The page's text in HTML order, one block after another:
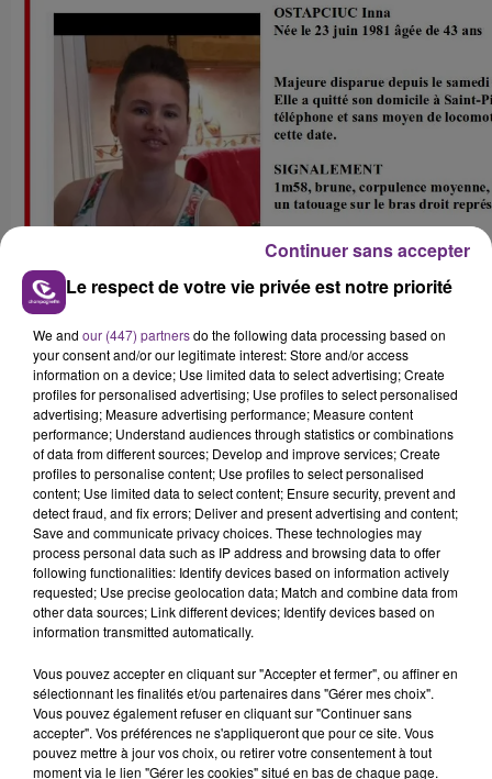
FIL D'ACTU
7 août 2026
LA CENTRALE NUCLÉAIRE DE CHOOZ
TOUJOURS À L'ARRÊT
Cela fait déjà une semaine que la centrale
Le respect de votre vie privée est notre priorité
We and our (447) partnersdo the following data processing based on
your consent and/or our legitimate interest: Store and/or access
information on a device; Use limited data to select advertising; Create
profiles for personalised advertising; Use profiles to select personalised
advertising; Measure advertising performance; Measure content
performance; Understand audiences through statistics or combinations
of data from different sources; Develop and improve services; Create
profiles to personalise content; Use profiles to select personalised
content; Use limited data to select content; Ensure security, prevent and
detect fraud, and fix errors; Deliver and present advertising and content;
Save and communicate privacy choices. These technologies may
process personal data such as IP address and browsing data to offer
following functionalities: Identify devices based on information actively
requested; Use precise geolocation data; Match and combine data from
other data sources; Link different devices; Identify devices based on
information transmitted automatically.
Vous pouvez accepter en cliquant sur "Accepter et fermer", ou affiner en
sélectionnant les finalités et/ou partenaires dans "Gérer mes choix".
Vous pouvez également refuser en cliquant sur "Continuer sans
accepter". Vos préférences ne s'appliqueront que pour ce site. Vous
pouvez mettre à jour vos choix, ou retirer votre consentement à tout
moment via le lien "Gérer les cookies" situé en bas de chaque page.
Continuer sans accepter